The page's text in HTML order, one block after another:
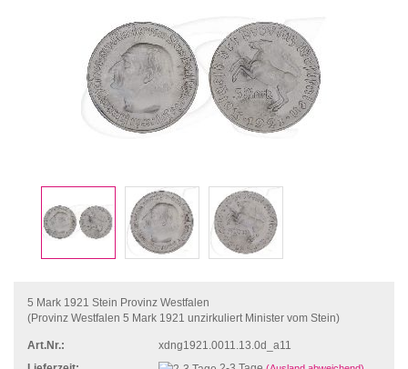
5 Mark 1921 Stein Provinz Westfalen
(Provinz Westfalen 5 Mark 1921 unzirkuliert Minister vom Stein)
Art.Nr.:
xdng1921.0011.13.0d_a11